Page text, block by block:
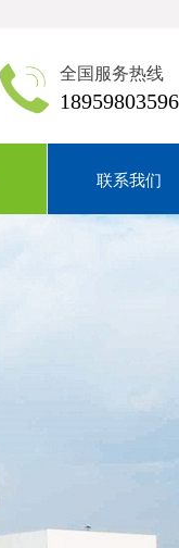
全国服务热线
18959803596
联系我们